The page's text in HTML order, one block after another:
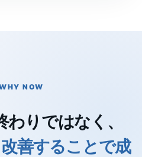
NOW
りではなく、
善することで成